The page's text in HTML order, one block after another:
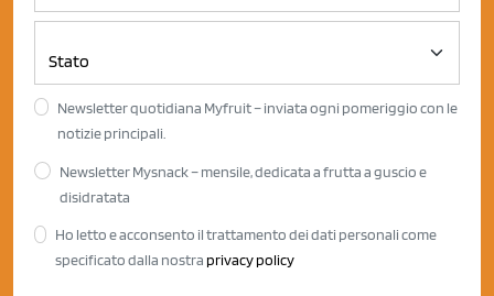
Newsletter quotidiana Myfruit – inviata ogni pomeriggio con le
notizie principali.
Newsletter Mysnack – mensile, dedicata a frutta a guscio e
disidratata
Ho letto e acconsento il trattamento dei dati personali come
specificato dalla nostra privacy policy